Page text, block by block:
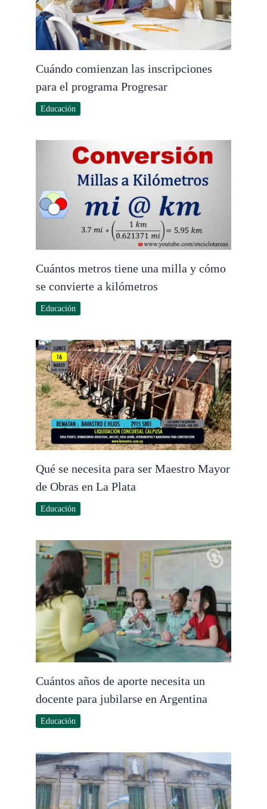
Cuándo comienzan las inscripciones
para el programa Progresar
Educación
Cuántos metros tiene una milla y cómo
se convierte a kilómetros
Educación
Qué se necesita para ser Maestro Mayor
de Obras en La Plata
Educación
Cuántos años de aporte necesita un
docente para jubilarse en Argentina
Educación